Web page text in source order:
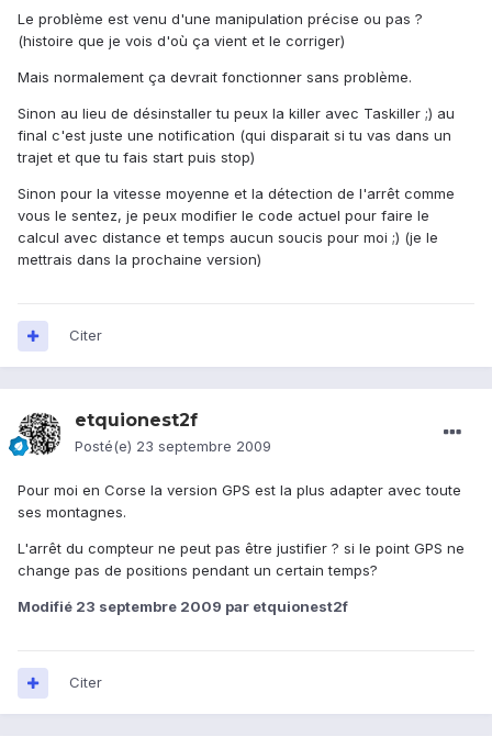
Le problème est venu d'une manipulation précise ou pas ?
(histoire que je vois d'où ça vient et le corriger)
Mais normalement ça devrait fonctionner sans problème.
Sinon au lieu de désinstaller tu peux la killer avec Taskiller ;) au
final c'est juste une notification (qui disparait si tu vas dans un
trajet et que tu fais start puis stop)
Sinon pour la vitesse moyenne et la détection de l'arrêt comme
vous le sentez, je peux modifier le code actuel pour faire le
calcul avec distance et temps aucun soucis pour moi ;) (je le
mettrais dans la prochaine version)
Citer
etquionest2f
Posté(e) 23 septembre 2009
Pour moi en Corse la version GPS est la plus adapter avec toute
ses montagnes.
L'arrêt du compteur ne peut pas être justifier ? si le point GPS ne
change pas de positions pendant un certain temps?
Modifié 23 septembre 2009 par etquionest2f
Citer